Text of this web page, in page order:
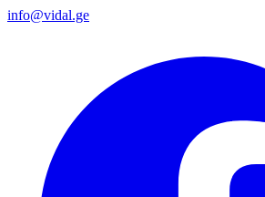
info@vidal.ge